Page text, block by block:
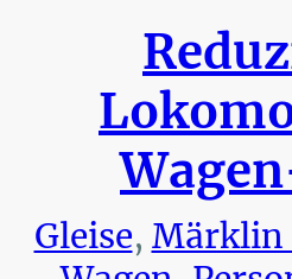
Gleise, Märklin